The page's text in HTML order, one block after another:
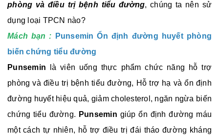
phòng và điều trị bệnh tiểu đường, chúng ta nên sử
dụng loại TPCN nào?
Mách bạn :
Punsemin Ổn định đường huyết phòng
biến chứng tiểu đường
Punsemin là viên uống thực phẩm chức năng hỗ trợ
phòng và điều trị bệnh tiểu đường, Hỗ trợ hạ và ổn định
đường huyết hiệu quả, giảm cholesterol, ngăn ngừa biến
chứng tiểu đường. Punsemin giúp ổn định đường máu
một cách tự nhiên, hỗ trợ điều trị đái tháo đường kháng